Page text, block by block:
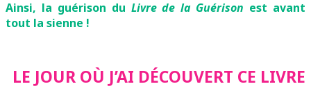
Ainsi, la guérison du Livre de la Guérison est avant
tout la sienne !
LE JOUR OÙ J’AI DÉCOUVERT CE LIVRE